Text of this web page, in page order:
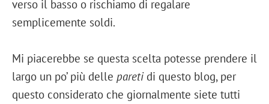
verso il basso o rischiamo di regalare
semplicemente soldi.
Mi piacerebbe se questa scelta potesse prendere il
largo un po’ più delle paretidi questo blog, per
questo considerato che giornalmente siete tutti